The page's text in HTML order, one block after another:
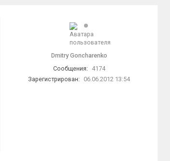
Dmitry Goncharenko
Сообщения:
4174
Зарегистрирован:
06.06.2012 13:54